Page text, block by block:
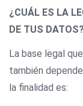
¿CUÁL ES LA
DE TUS DATOS?
La base legal
también
la finalidad es: